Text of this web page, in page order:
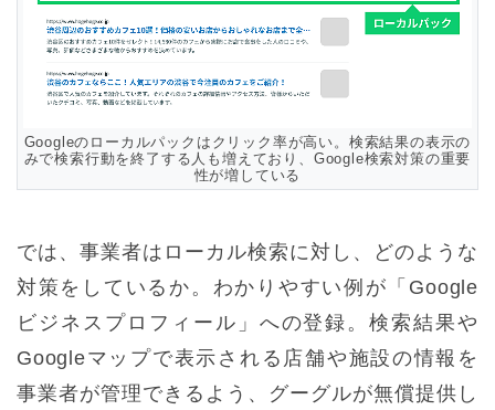
Googleのローカルパックはクリック率が高い。検索結果の表示の
みで検索行動を終了する人も増えており、Google検索対策の重要
性が増している
では、事業者はローカル検索に対し、どのような
対策をしているか。わかりやすい例が「Google
ビジネスプロフィール」への登録。検索結果や
Googleマップで表示される店舗や施設の情報を
事業者が管理できるよう、グーグルが無償提供し